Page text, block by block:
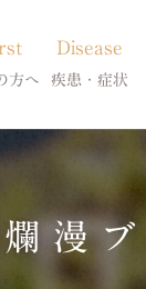
方へ
Disease
疾患・症状
トピー・アレルギ
膿皮症・脂漏症
脱毛症・アロペシアX
体質
漫